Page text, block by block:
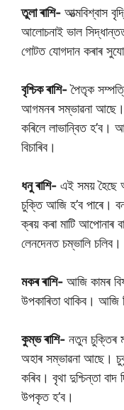
তুলা ৰাশি- আত্মবিশ্বাস
আলোচনাই ভাল
গোটত যোগদান কৰাৰ
বৃশ্চিক ৰাশি-পৈতৃক
আগমনৰ সম্ভাৱনা আছে।
কৰিলে লাভান্বিত হ’ব।
বিচাৰিব।
ধনু ৰাশি- এই সময় হৈছে
চুক্তি আজি হ’ব পাৰে।
ক্ৰয় কৰা মাটি আপোনাৰ
লেনদেনত চম্ভালি চলিব।
মকৰ ৰাশি- আজি কামৰ
উপকাৰিতা থাকিব। আজি
কুম্ভ ৰাশি- নতুন চুক্তিৰ
অহাৰ সম্ভাৱনা আছে।
কৰিব। বৃথা দুশ্চিন্তা
উপকৃত হ’ব।